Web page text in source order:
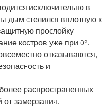
исключительно в
дым стелился вплотную к
прослойку
костров уже при 0°.
отказываются,
и
распространенных
от замерзания.